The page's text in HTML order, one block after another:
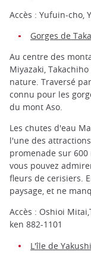
Accès : Yufuin-cho,
Gorges de
Au centre des
Miyazaki,
nature. Traversé
connu pour les
du mont Aso.
Les chutes d'eau
l'une des
promenade sur 600
vous pouvez
fleurs de cerisiers.
paysage, et ne
Accès : Oshioi
ken 882-1101
L'île de